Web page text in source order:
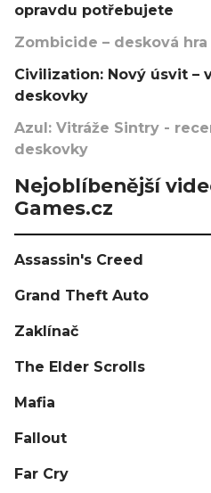
opravdu potřebujete
Zombicide – desková
Civilization: Nový úsvit –
deskovky
Azul: Vitráže Sintry -
deskovky
Nejoblíbenější
Games.cz
Assassin's Creed
Grand Theft Auto
Zaklínač
The Elder Scrolls
Mafia
Fallout
Far Cry